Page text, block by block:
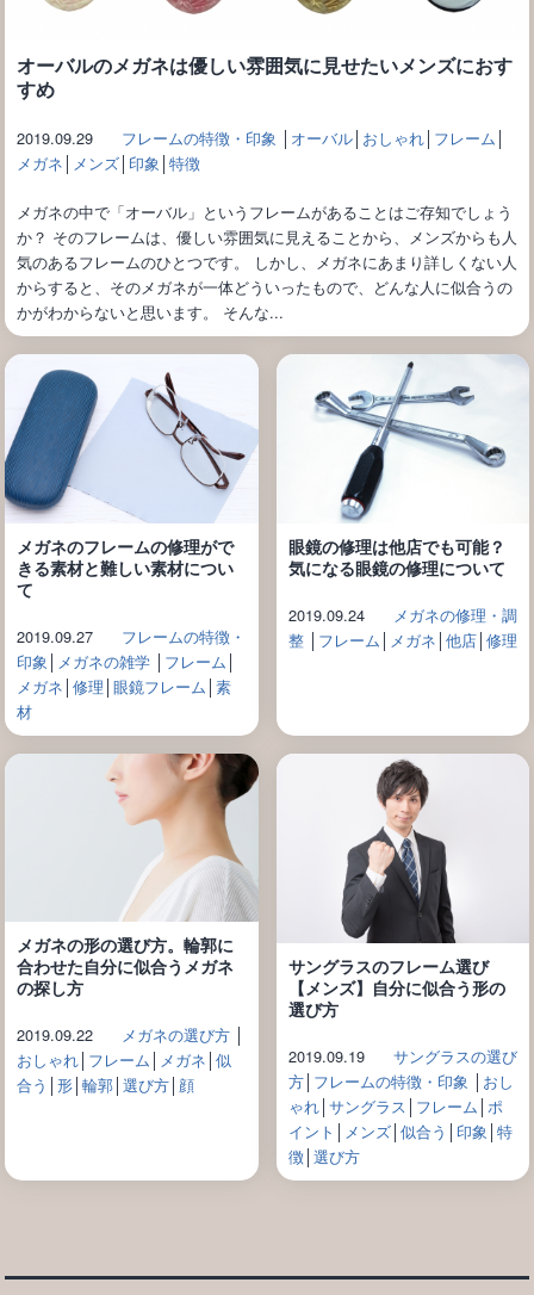
オーバルのメガネは優しい雰囲気に見せたいメンズにおす
すめ
2019.09.29 フレームの特徴・印象 │ オーバル│ おしゃれ│ フレーム │
メガネ │ メンズ│ 印象 │ 特徴
メガネの中で「オーバル」というフレームがあることはご存知でしょう
か？ そのフレームは、優しい雰囲気に見えることから、メンズからも人
気のあるフレームのひとつです。 しかし、メガネにあまり詳しくない人
からすると、そのメガネが一体どういったもので、どんな人に似合うの
かがわからないと思います。 そんな...
メガネのフレームの修理がで
きる素材と難しい素材につい
て
2019.09.27
フレームの特徴・
印象 │ メガネの雑学│ フレーム │
メガネ │ 修理 │ 眼鏡フレーム │ 素
材
眼鏡の修理は他店でも可能？
気になる眼鏡の修理について
2019.09.24
メガネの修理・調
整│ フレーム │ メガネ │ 他店│ 修理
メガネの形の選び方。輪郭に
合わせた自分に似合うメガネ
の探し方
2019.09.22 メガネの選び方│
おしゃれ│ フレーム メガネ 似
合う 形│ 輪郭│ 選び方│ 顔
サングラスのフレーム選び
【メンズ】自分に似合う形の
選び方
2019.09.19
サングラスの選び
方│ フレームの特徴・印象
おし
ゃれ│ サングラス フレーム ポ
イント
メンズ│ 似合う 印象 特
徴│ 選び方